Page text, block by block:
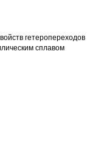
гетеропереходов
сплавом